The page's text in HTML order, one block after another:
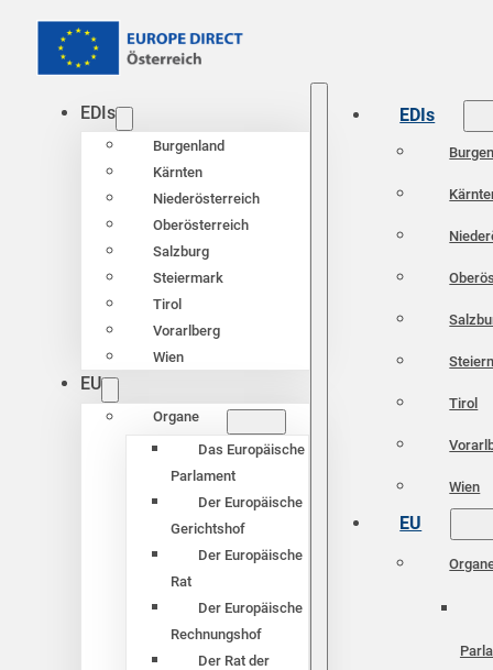
EDIs
Burgenland
Kärnten
Niederösterreich
Oberösterreich
Salzburg
Steiermark
Tirol
Vorarlberg
Wien
EU
Organe
Das Europäische
Parlament
Der Europäische
Gerichtshof
Der Europäische
Rat
Der Europäische
Rechnungshof
Der Rat der
EDIs
Tirol
Wien
EU